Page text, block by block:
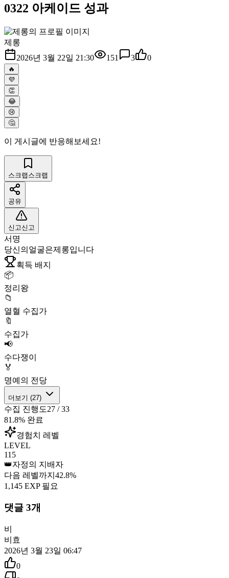
0322 아케이드 성과
제롱
2026년 3월 22일 21:30
151 3 0
🔥
💜
👏
😂
😢
🤔
이 게시글에 반응해보세요!
스크랩 스크랩
공유
신고신고
서명
당신의얼굴은제롱입니다
획득 배지
📦
정리왕
📁
열혈 수집가
🔖
수집가
📢
수다쟁이
🏅
명예의 전당
더보기 (27)
수집 진행도27 /33
81.8% 완료
경험치 레벨
LEVEL
115
👑자정의 지배자
다음 레벨까지 42.8%
1,145 EXP 필요
댓글 3개
비
비효
2026년 3월 23일 06:47
0